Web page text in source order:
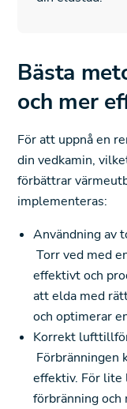
Bästa
och mer
För att uppnå en
din vedkamin,
förbättrar
implementeras:
Användning av
Torr ved med
effektivt och
att elda med
och optimerar
Korrekt
Förbränningen
effektiv. För
förbränning